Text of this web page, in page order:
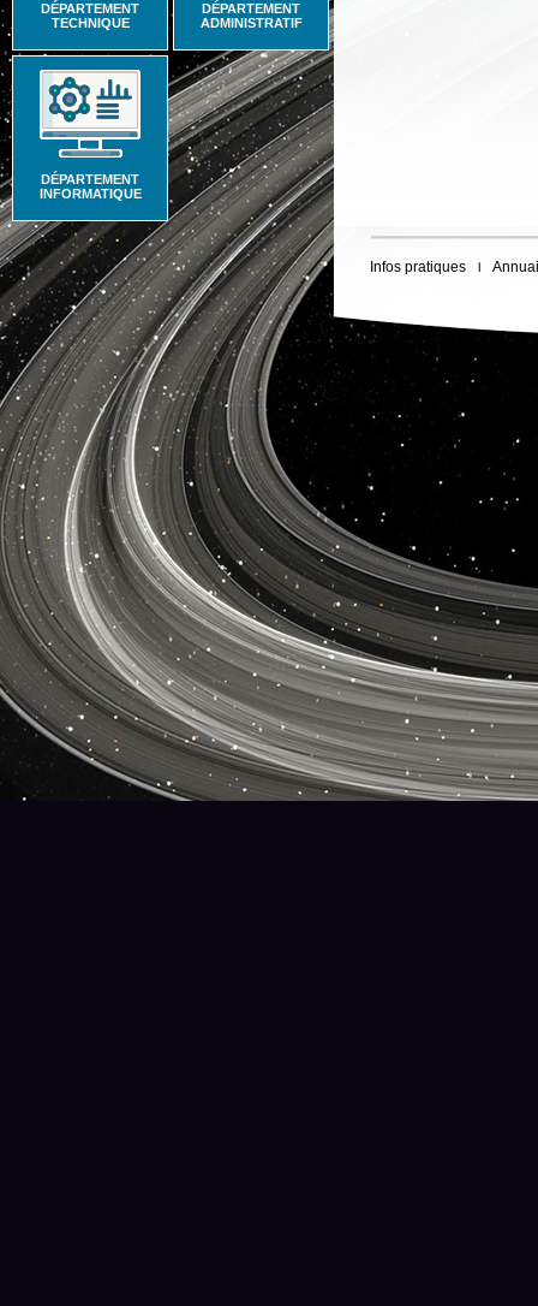
DÉPARTEMENT
TECHNIQUE
DÉPARTEMENT
ADMINISTRATIF
DÉPARTEMENT
INFORMATIQUE
Infos pratiques